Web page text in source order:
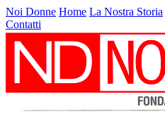
Noi Donne Home La Nostra Storia
Contatti